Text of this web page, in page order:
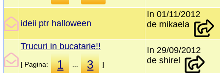
ideii ptr halloween
In 01/11/2012
de mikaela
Trucuri in bucatarie!!
[ Pagina: 1 3 ]
In 29/09/2012
de shirel